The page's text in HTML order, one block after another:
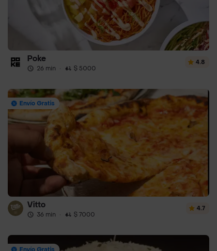
Poke
26 min · $ 5000
4.8
Envío Gratis
Vitto
36 min · $ 7000
4.7